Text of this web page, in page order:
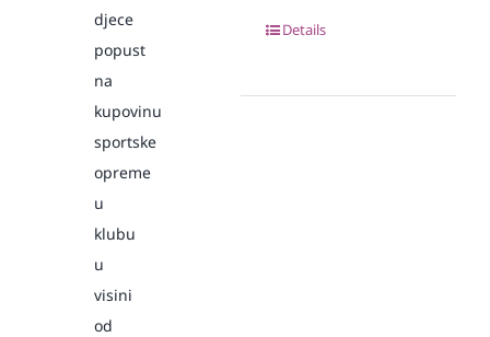
djece
popust
na
kupovinu
sportske
opreme
u
klubu
u
visini
od
Details